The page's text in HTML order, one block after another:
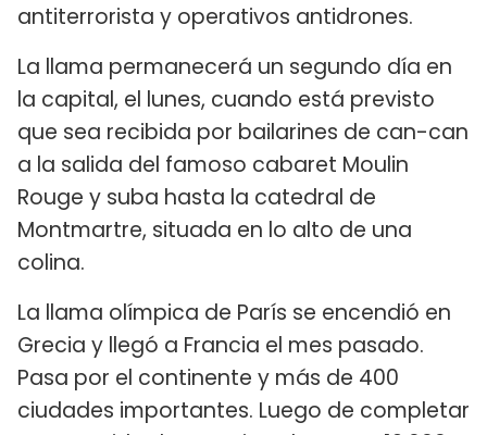
antiterrorista y operativos antidrones.
La llama permanecerá un segundo día en
la capital, el lunes, cuando está previsto
que sea recibida por bailarines de can-can
a la salida del famoso cabaret Moulin
Rouge y suba hasta la catedral de
Montmartre, situada en lo alto de una
colina.
La llama olímpica de París se encendió en
Grecia y llegó a Francia el mes pasado.
Pasa por el continente y más de 400
ciudades importantes. Luego de completar